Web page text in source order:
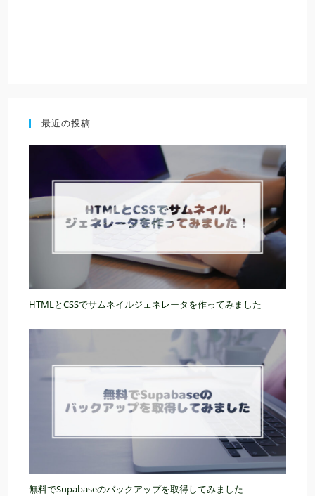
最近の投稿
HTMLとCSSでサムネイルジェネレータを作ってみました
無料でSupabaseのバックアップを取得してみました